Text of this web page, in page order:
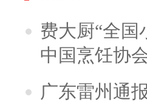
费大厨“全国
中国烹饪协
广东雷州通